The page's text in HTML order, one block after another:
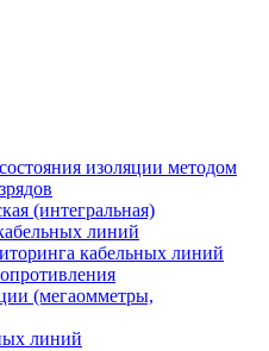
изоляции методом
(интегральная)
линий
кабельных линий
(мегаомметры,
линий